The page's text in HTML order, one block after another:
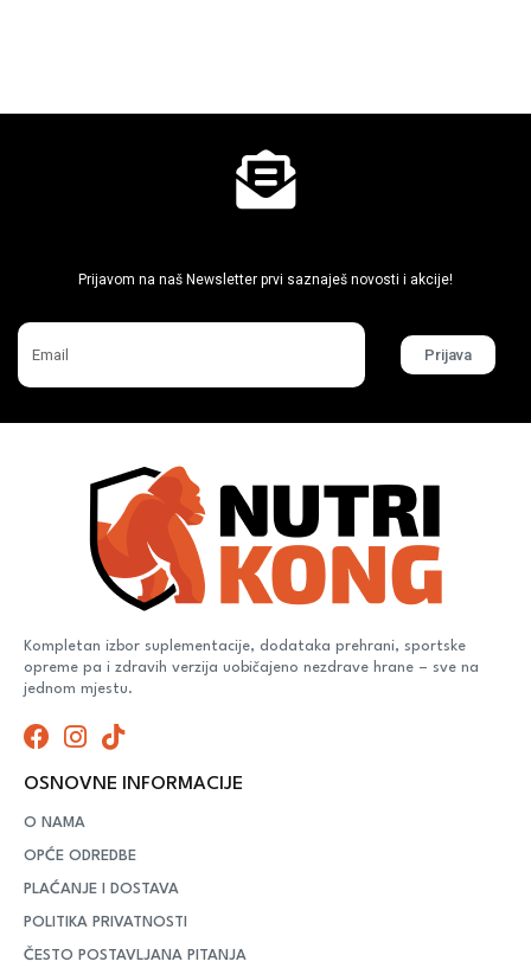
Prijavom na naš Newsletter prvi saznaješ novosti i akcije!
Prijava
Kompletan izbor suplementacije, dodataka prehrani, sportske
opreme pa i zdravih verzija uobičajeno nezdrave hrane – sve na
jednom mjestu.
OSNOVNE INFORMACIJE
O NAMA
OPĆE ODREDBE
PLAĆANJE I DOSTAVA
POLITIKA PRIVATNOSTI
ČESTO POSTAVLJANA PITANJA